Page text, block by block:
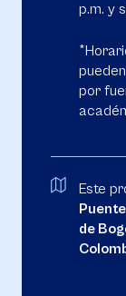
p.m. y
por
Este
de